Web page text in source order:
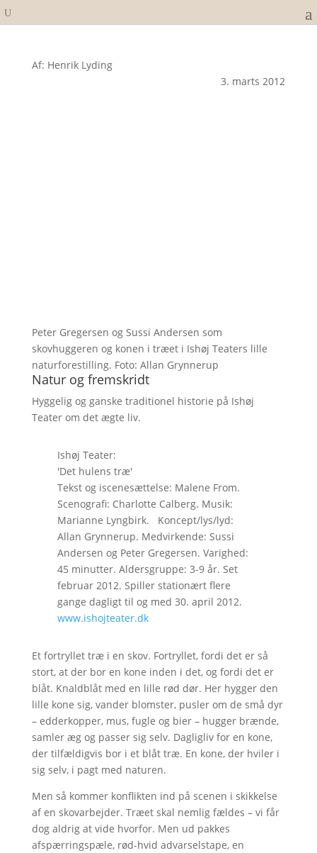
Af: Henrik Lyding
3. marts 2012
Peter Gregersen og Sussi Andersen som
skovhuggeren og konen i træet i Ishøj Teaters lille
naturforestilling. Foto: Allan Grynnerup
Natur og fremskridt
Hyggelig og ganske traditionel historie på Ishøj
Teater om det ægte liv.
Ishøj Teater:
'Det hulens træ'
Tekst og iscenesættelse: Malene From.
Scenografi: Charlotte Calberg. Musik:
Marianne Lyngbirk. Koncept/lys/lyd:
Allan Grynnerup. Medvirkende: Sussi
Andersen og Peter Gregersen. Varighed:
45 minutter. Aldersgruppe: 3-9 år. Set
februar 2012. Spiller stationært flere
gange dagligt til og med 30. april 2012.
www.ishojteater.dk
Et fortryllet træ i en skov. Fortryllet, fordi det er så
stort, at der bor en kone inden i det, og fordi det er
blåt. Knaldblåt med en lille rød dør. Her hygger den
lille kone sig, vander blomster, pusler om de små dyr
– edderkopper, mus, fugle og bier – hugger brænde,
samler æg og passer sig selv. Dagligliv for en kone,
der tilfældigvis bor i et blåt træ. En kone, der hviler i
sig selv, i pagt med naturen.
Men så kommer konflikten ind på scenen i skikkelse
af en skovarbejder. Træet skal nemlig fældes – vi får
dog aldrig at vide hvorfor. Men ud pakkes
afspærringspæle, rød-hvid advarselstape, en